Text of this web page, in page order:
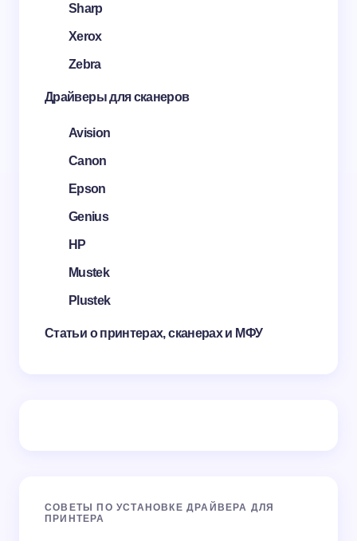
Sharp
Xerox
Zebra
Драйверы для сканеров
Avision
Canon
Epson
Genius
HP
Mustek
Plustek
Статьи о принтерах, сканерах и МФУ
СОВЕТЫ ПО УСТАНОВКЕ ДРАЙВЕРА ДЛЯ
ПРИНТЕРА